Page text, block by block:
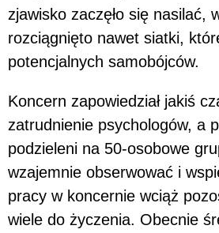
zjawisko zaczęło się nasilać,
rozciągnięto nawet siatki,
potencjalnych samobójców.
Koncern zapowiedział jakiś
zatrudnienie psychologów, a
podzieleni na 50-osobowe
wzajemnie obserwować i
pracy w koncernie wciąż
wiele do życzenia. Obecnie